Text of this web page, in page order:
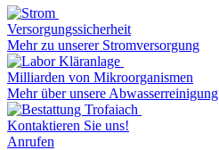
Versorgungssicherheit
Mehr zu unserer Stromversorgung
Milliarden von Mikroorganismen
Mehr über unsere Abwasserreinigung
Kontaktieren Sie uns!
Anrufen